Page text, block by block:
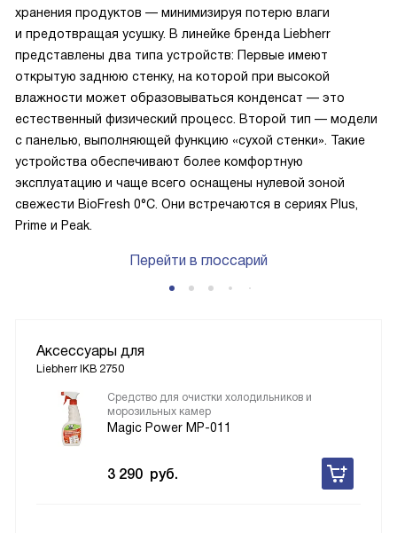
хранения продуктов — минимизируя потерю влаги
и предотвращая усушку. В линейке бренда Liebherr
представлены два типа устройств: Первые имеют
открытую заднюю стенку, на которой при высокой
влажности может образовываться конденсат — это
естественный физический процесс. Второй тип — модели
с панелью, выполняющей функцию «сухой стенки». Такие
устройства обеспечивают более комфортную
эксплуатацию и чаще всего оснащены нулевой зоной
свежести BioFresh 0°C. Они встречаются в сериях Plus,
Prime и Peak.
Перейти в глоссарий
Аксессуары для
Liebherr IKB 2750
Средство для очистки холодильников и
морозильных камер
Magic Power MP-011
3 290 руб.